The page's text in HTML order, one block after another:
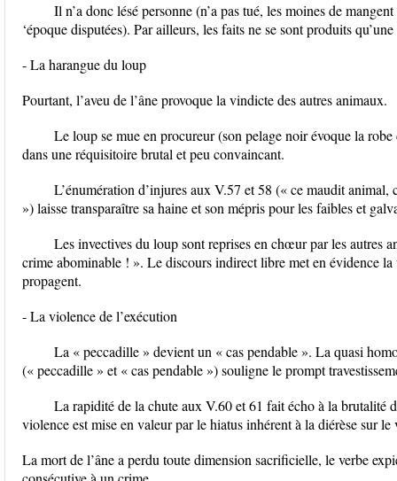
Il n’a donc lésé personne (n’a pas tué, les moines de
‘époque disputées). Par ailleurs, les faits ne se sont produits
- La harangue du loup
Pourtant, l’aveu de l’âne provoque la vindicte des autres animaux.
Le loup se mue en procureur (son pelage noir évoque la
dans une réquisitoire brutal et peu convaincant.
L’énumération d’injures aux V.57 et 58 (« ce maudit animal,
») laisse transparaître sa haine et son mépris pour les faibles et
Les invectives du loup sont reprises en chœur par les autres
crime abominable ! ». Le discours indirect libre met en évidence la
propagent.
- La violence de l’exécution
La « peccadille » devient un « cas pendable ». La quasi
(« peccadille » et « cas pendable ») souligne le prompt
La rapidité de la chute aux V.60 et 61 fait écho à la brutalité
violence est mise en valeur par le hiatus inhérent à la diérèse sur le
La mort de l’âne a perdu toute dimension sacrificielle, le verbe